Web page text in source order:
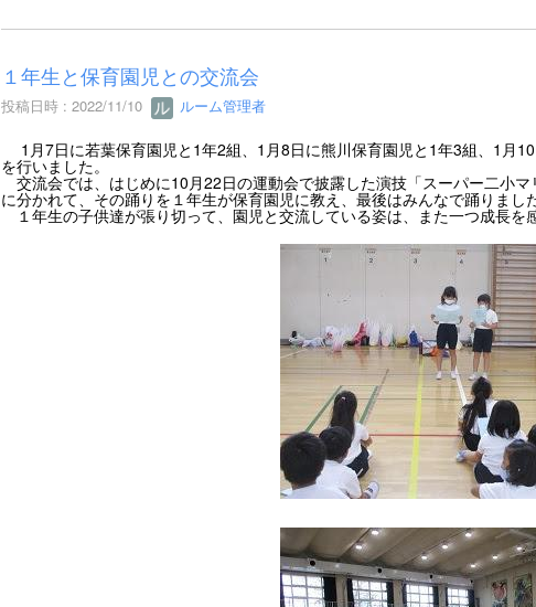
１年生と保育園児との交流会
投稿日時 : 2022/11/10 ルーム管理者
1月7日に若葉保育園児と1年2組、1月8日に熊川保育園児と1年3組、1月
を行いました。
交流会では、はじめに10月22日の運動会で披露した演技「スーパー二小
に分かれて、その踊りを１年生が保育園児に教え、最後はみんなで踊りまし
１年生の子供達が張り切って、園児と交流している姿は、また一つ成長を